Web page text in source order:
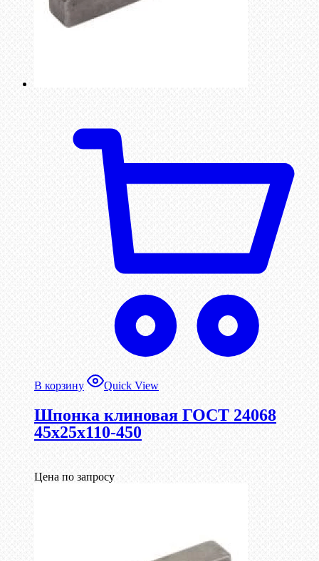
В корзину Quick View
Шпонка клиновая ГОСТ 24068
45х25х110-450
Цена по запросу